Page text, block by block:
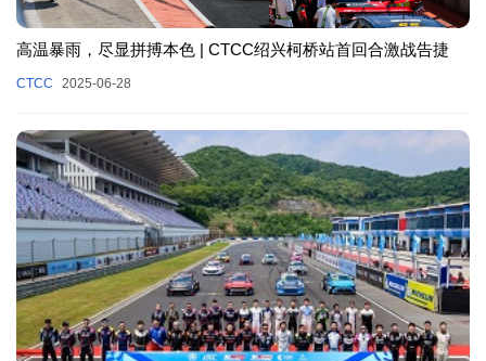
高温暴雨，尽显拼搏本色 | CTCC绍兴柯桥站首回合激战告捷
CTCC 2025-06-28